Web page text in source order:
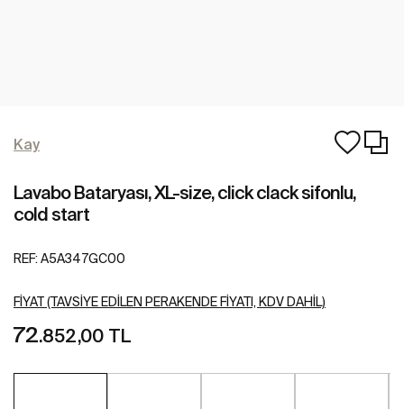
Kay
Lavabo Bataryası, XL-size, click clack sifonlu,
cold start
REF: A5A347GC00
FIYAT (TAVSIYE EDILEN PERAKENDE FIYATI, KDV DAHIL)
72.852,00 TL